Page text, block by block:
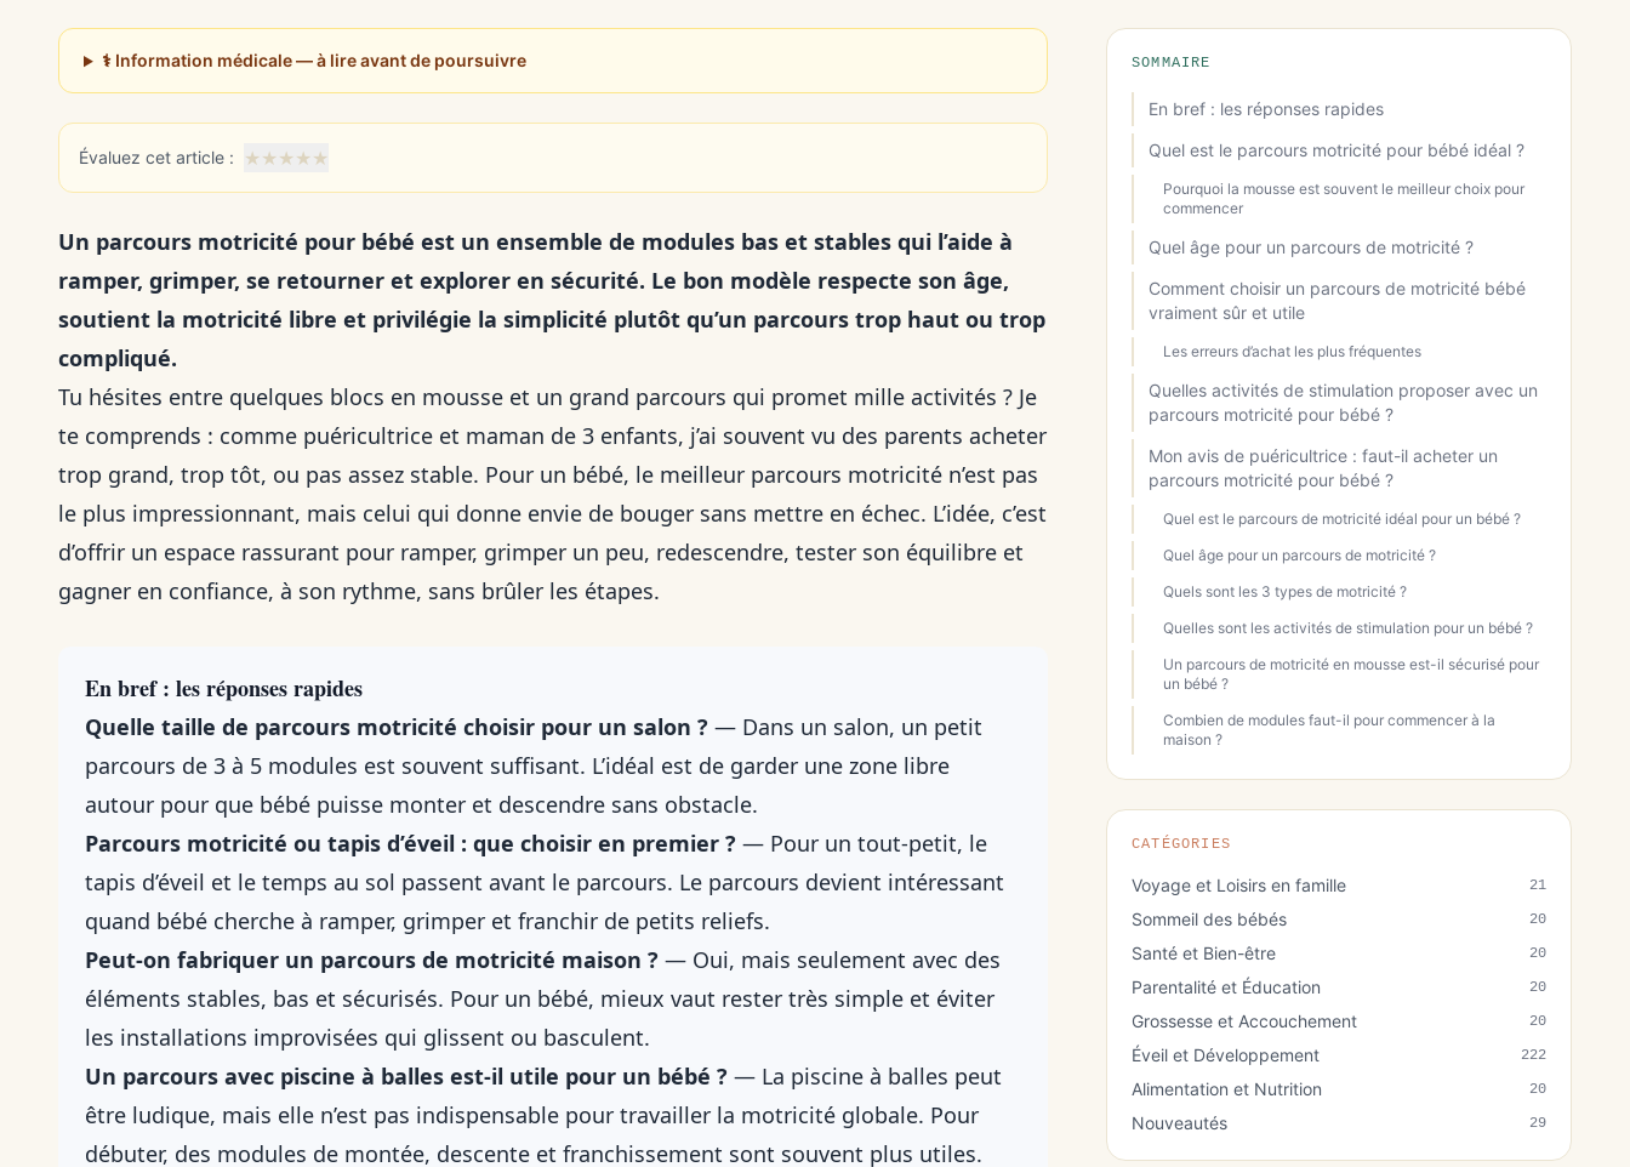
⚕️ Information médicale — à lire avant de poursuivre
Évaluez cet article : ★★★★★
Un parcours motricité pour bébé est un ensemble de modules bas et stables qui l’aide à
ramper, grimper, se retourner et explorer en sécurité. Le bon modèle respecte son âge,
soutient la motricité libre et privilégie la simplicité plutôt qu’un parcours trop haut ou trop
compliqué.
Tu hésites entre quelques blocs en mousse et un grand parcours qui promet mille activités ? Je
te comprends : comme puéricultrice et maman de 3 enfants, j’ai souvent vu des parents acheter
trop grand, trop tôt, ou pas assez stable. Pour un bébé, le meilleur parcours motricité n’est pas
le plus impressionnant, mais celui qui donne envie de bouger sans mettre en échec. L’idée, c’est
d’offrir un espace rassurant pour ramper, grimper un peu, redescendre, tester son équilibre et
gagner en confiance, à son rythme, sans brûler les étapes.
En bref : les réponses rapides
Quelle taille de parcours motricité choisir pour un salon ? — Dans un salon, un petit
parcours de 3 à 5 modules est souvent suffisant. L’idéal est de garder une zone libre
autour pour que bébé puisse monter et descendre sans obstacle.
Parcours motricité ou tapis d’éveil : que choisir en premier ? — Pour un tout-petit, le
tapis d’éveil et le temps au sol passent avant le parcours. Le parcours devient intéressant
quand bébé cherche à ramper, grimper et franchir de petits reliefs.
Peut-on fabriquer un parcours de motricité maison ? — Oui, mais seulement avec des
éléments stables, bas et sécurisés. Pour un bébé, mieux vaut rester très simple et éviter
les installations improvisées qui glissent ou basculent.
Un parcours avec piscine à balles est-il utile pour un bébé ? — La piscine à balles peut
être ludique, mais elle n’est pas indispensable pour travailler la motricité globale. Pour
débuter, des modules de montée, descente et franchissement sont souvent plus utiles.
SOMMAIRE
En bref : les réponses rapides
Quel est le parcours motricité pour bébé idéal ?
Pourquoi la mousse est souvent le meilleur choix pour
commencer
Quel âge pour un parcours de motricité ?
Comment choisir un parcours de motricité bébé
vraiment sûr et utile
Les erreurs d’achat les plus fréquentes
Quelles activités de stimulation proposer avec un
parcours motricité pour bébé ?
Mon avis de puéricultrice : faut-il acheter un
parcours motricité pour bébé ?
Quel est le parcours de motricité idéal pour un bébé ?
Quel âge pour un parcours de motricité ?
Quels sont les 3 types de motricité ?
Quelles sont les activités de stimulation pour un bébé ?
Un parcours de motricité en mousse est-il sécurisé pour
un bébé ?
Combien de modules faut-il pour commencer à la
maison ?
CATÉGORIES
Voyage et Loisirs en famille 21
Sommeil des bébés 20
Santé et Bien-être 20
Parentalité et Éducation 20
Grossesse et Accouchement 20
Éveil et Développement 222
Alimentation et Nutrition 20
Nouveautés 29